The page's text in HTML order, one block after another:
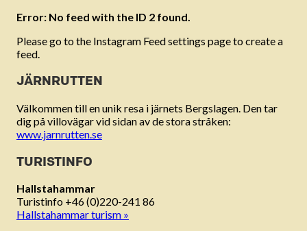
Error: No feed with the ID 2 found.
Please go to the Instagram Feed settings page to create a
feed.
JÄRNRUTTEN
Välkommen till en unik resa i järnets Bergslagen. Den tar
dig på villovägar vid sidan av de stora stråken:
www.jarnrutten.se
TURISTINFO
Hallstahammar
Turistinfo +46 (0)220-241 86
Hallstahammar turism »